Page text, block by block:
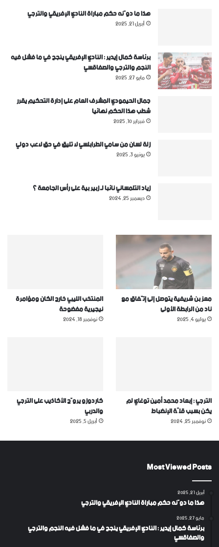
هذا ما دوّنه حكم مباراة النادي الإفريقي والترجي
أبريل 21, 2025
برئاسة كمال إيدير : النادي الإفريقي ينجح في ما فشل فيه
النجم والترجي والصفاقسي
مايو 27, 2025
جمال الحيمودي المشرف العام على إدارة التحكيم يقرر
شطب هذا الحكم نهائيا
فبراير 10, 2025
زلة لسان من سامي الطرابلسي لا تليق في حق لاعب دولي
يونيو 3, 2025
زياد التلمساني نائبا لـ زبير بية على رأس الجامعة ؟
ديسمبر 25, 2024
معز بن شريفية يتوصل إلى إتّفاق مع
ناد من الرابطة الأولى
يوليو 4, 2025
المنتخب الليبي خارج الكان ومؤامرة
نيجيرية مفضوحة
نوفمبر 18, 2024
الترجي : إبعاد محمد أمين توغاي لم
يكن بسبب قلّة الإنضباط
نوفمبر 25, 2024
كاردوزو يروّج الأكاذيب على الترجي
والدربي
أبريل 5, 2025
Most Viewed Posts
أبريل 21, 2025
هذا ما دوّنه حكم مباراة النادي الإفريقي والترجي
مايو 27, 2025
برئاسة كمال إيدير : النادي الإفريقي ينجح في ما فشل فيه النجم والترجي
والصفاقسي